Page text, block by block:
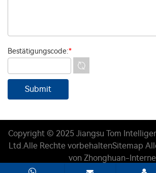
Bestätigungscode:*
Copyright © 2025 Jiangsu Tom
Ltd. Alle Rechte vorbehaltenSitemap
von Zhonghuan-